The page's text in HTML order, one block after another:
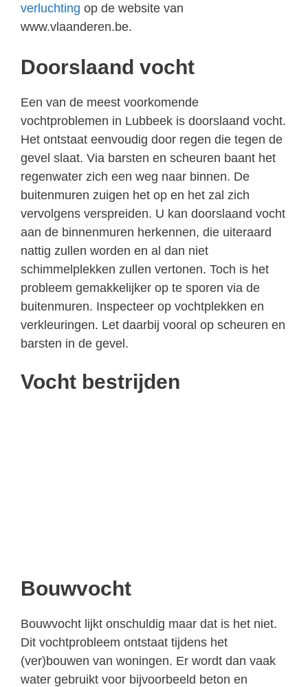
verluchting op de website van
www.vlaanderen.be.
Doorslaand vocht
Een van de meest voorkomende
vochtproblemen in Lubbeek is doorslaand vocht.
Het ontstaat eenvoudig door regen die tegen de
gevel slaat. Via barsten en scheuren baant het
regenwater zich een weg naar binnen. De
buitenmuren zuigen het op en het zal zich
vervolgens verspreiden. U kan doorslaand vocht
aan de binnenmuren herkennen, die uiteraard
nattig zullen worden en al dan niet
schimmelplekken zullen vertonen. Toch is het
probleem gemakkelijker op te sporen via de
buitenmuren. Inspecteer op vochtplekken en
verkleuringen. Let daarbij vooral op scheuren en
barsten in de gevel.
Vocht bestrijden
Bouwvocht
Bouwvocht lijkt onschuldig maar dat is het niet.
Dit vochtprobleem ontstaat tijdens het
(ver)bouwen van woningen. Er wordt dan vaak
water gebruikt voor bijvoorbeeld beton en